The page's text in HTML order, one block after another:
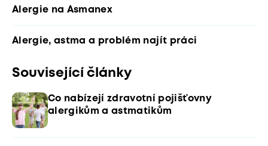
Alergie na Asmanex
Alergie, astma a problém najít práci
Související články
Co nabízejí zdravotní pojišťovny
alergikům a astmatikům